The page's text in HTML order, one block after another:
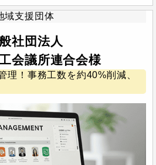
域支援団体
社団法人
会議所連合会様
理！事務工数を約40%削減、